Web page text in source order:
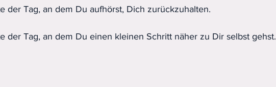
der Tag, an dem Du aufhörst, Dich zurückzuhalten.
der Tag, an dem Du einen kleinen Schritt näher zu Dir selbst gehst.